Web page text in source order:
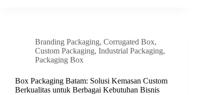
Branding Packaging, Corrugated Box,
Custom Packaging, Industrial Packaging,
Packaging Box
Box Packaging Batam: Solusi Kemasan Custom
Berkualitas untuk Berbagai Kebutuhan Bisnis